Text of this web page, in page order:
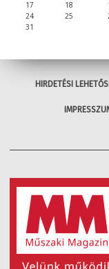
17
18
24
25
31
HIRDETÉSI